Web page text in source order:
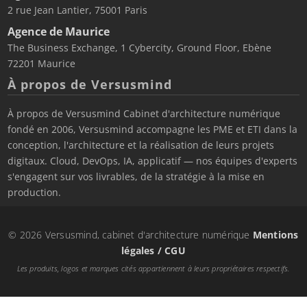
2 rue Jean Lantier, 75001 Paris
Agence de Maurice
The Business Exchange, 1 Cybercity, Ground Floor, Ebène
72201 Maurice
À propos de Versusmind
À propos de Versusmind Cabinet d'architecture numérique
fondé en 2006, Versusmind accompagne les PME et ETI dans la
conception, l'architecture et la réalisation de leurs projets
digitaux. Cloud, DevOps, IA, applicatif — nos équipes d'experts
s'engagent sur vos livrables, de la stratégie à la mise en
production.
© 2026 Versusmind, cabinet d'architecture numérique Mentions
légales / CGU
Les produits, logos et marques cités appartiennent à leurs propriétaires respectifs.